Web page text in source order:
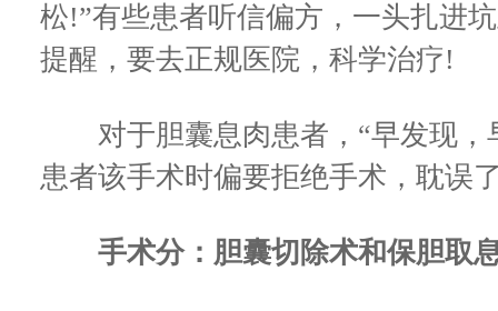
松!”有些患者听信偏方，一头扎进
提醒，要去正规医院，科学治疗!
对于胆囊息肉患者，“早发现，
患者该手术时偏要拒绝手术，耽误
手术分：胆囊切除术和保胆取